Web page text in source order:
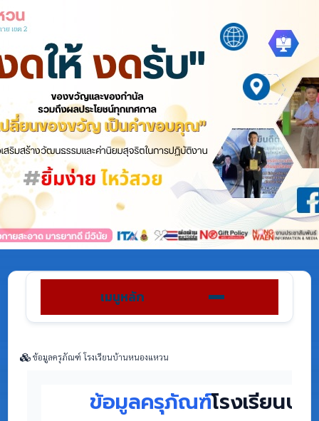
เมนูหลัก
ข้อมูลครุภัณฑ์ โรงเรียนบ้านหนองแหวน